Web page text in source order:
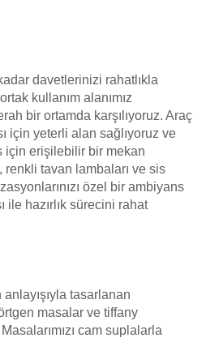
davetlerinizi rahatlıkla
kullanım alanımız
bir ortamda karşılıyoruz. Araç
için yeterli alan sağlıyoruz ve
için erişilebilir bir mekan
tavan lambaları ve sis
özel bir ambiyans
ile hazırlık sürecini rahat
tasarlanan
masalar ve tiffany
cam suplalarla